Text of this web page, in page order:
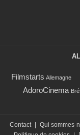
Filmstarts Allemagne
AdoroCinema
Contact Qui sommes-